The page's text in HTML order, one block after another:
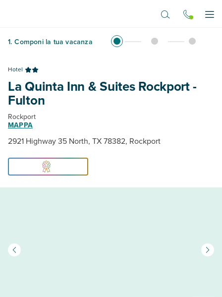
1. Componi la tua vacanza
Hotel
La Quinta Inn & Suites Rockport -
Fulton
Rockport
MAPPA
2921 Highway 35 North, TX 78382, Rockport